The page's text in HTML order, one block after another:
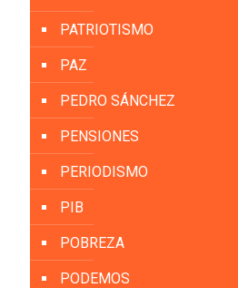
PATRIOTISMO
PAZ
PEDRO SÁNCHEZ
PENSIONES
PERIODISMO
PIB
POBREZA
PODEMOS